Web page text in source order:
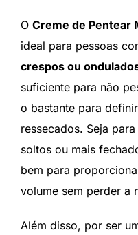
O Creme de Pentear
ideal para pessoas
crespos ou
suficiente para não
o bastante para
ressecados. Seja
soltos ou mais
bem para
volume sem perder a
Além disso, por ser